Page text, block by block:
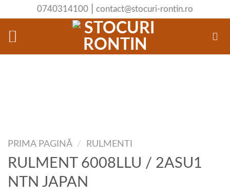
content
0740314100 contact@stocuri-rontin.ro
PRIMA PAGINĂ / RULMENTI
RULMENT 6008LLU / 2ASU1
NTN JAPAN